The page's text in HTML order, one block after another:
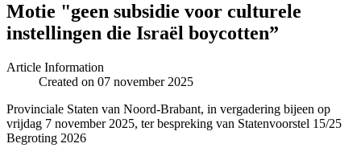
Motie "geen subsidie voor culturele
instellingen die Israël boycotten”
Article Information
Created on 07 november 2025
Provinciale Staten van Noord-Brabant, in vergadering bijeen op
vrijdag 7 november 2025, ter bespreking van Statenvoorstel 15/25
Begroting 2026